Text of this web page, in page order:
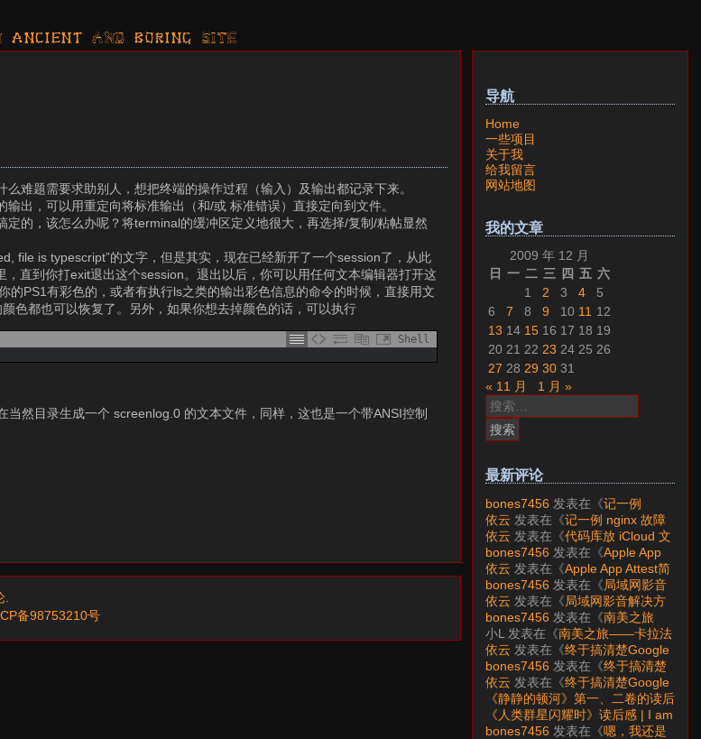
ancient AND boring SITE
难题需要求助别人，想把终端的操作过程（输入）及输出都记录下来。
出，可以用重定向将标准输出（和/或 标准错误）直接定向到文件。
的，该怎么办呢？将terminal的缓冲区定义地很大，再选择/复制/粘帖显然
file is typescript”的文字，但是其实，现在已经新开了一个session了，从此
直到你打exit退出这个session。退出以后，你可以用任何文本编辑器打开这
PS1有彩色的，或者有执行ls之类的输出彩色信息的命令的时候，直接用文
色都也可以恢复了。另外，如果你想去掉颜色的话，可以执行
Shell
然目录生成一个 screenlog.0 的文本文件，同样，这也是一个带ANSI控制
备98753210号
导航
Home
一些项目
关于我
给我留言
网站地图
我的文章
2009 年 12 月
日 一 二 三 四 五 六
1
2 3 4
5
6
7 8 9 10 11 12
13 14 15 16 17 18 19
20 21 22 23 24 25 26
27 28 29 30 31
« 11 月
1 月 »
搜
索：
最新评论
bones7456 发表在《记一例
nginx 故障分析》
依云 发表在《记一例 nginx 故障
分析 》
依云 发表在《代码库放 iCloud 文
件夹会怎样？》
bones7456 发表在《Apple App
Attest简介》
依云 发表在《Apple App Attest简
介》
bones7456 发表在《局域网影音
解决方案——Jellyfin》
依云 发表在《局域网影音解决方
案——Jellyfin》
bones7456 发表在《南美之旅
——卡拉法特看莫雷诺大冰川》
小L 发表在《南美之旅——卡拉法
特看莫雷诺大冰川》
依云 发表在《终于搞清楚Google
账号的所属国家的逻辑了》
bones7456 发表在《终于搞清楚
Google账号的所属国家的逻辑
了》
依云 发表在《终于搞清楚Google
账号的所属国家的逻辑了》
《静静的顿河》第一、二卷的读后
感 | I am LAZY bones?发表在
《《人类群星闪耀时》读后感》
《人类群星闪耀时》读后感 | I am
LAZY bones?发表在《
《显微镜
bones7456 发表在《嗯，我还是